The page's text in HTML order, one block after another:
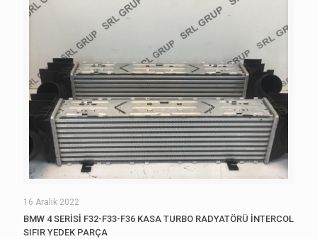
16 Aralık 2022
BMW 4 SERİSİ F32-F33-F36 KASA TURBO RADYATÖRÜ İNTERCOL
SIFIR YEDEK PARÇA